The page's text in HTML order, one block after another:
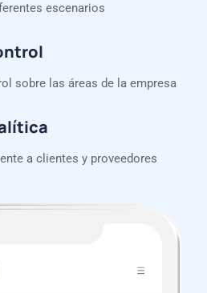
escenarios
sobre las áreas de la empresa
a clientes y proveedores